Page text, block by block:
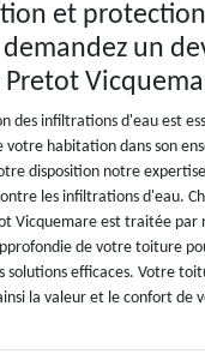
et
un
des infiltrations d'eau est
habitation dans son
disposition notre
les infiltrations d'eau.
Vicquemare est traitée par
de votre toiture
solutions efficaces. Votre
la valeur et le confort de